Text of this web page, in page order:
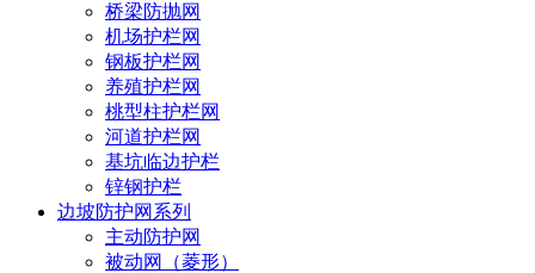
桥梁防抛网
机场护栏网
钢板护栏网
养殖护栏网
桃型柱护栏网
河道护栏网
基坑临边护栏
锌钢护栏
边坡防护网系列
主动防护网
被动网（菱形）